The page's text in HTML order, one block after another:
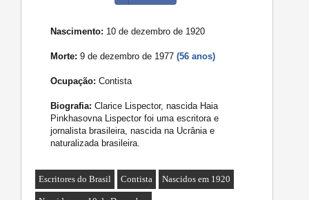
Nascimento: 10 de dezembro de 1920
Morte: 9 de dezembro de 1977(56 anos)
Ocupação: Contista
Biografia: Clarice Lispector, nascida Haia
Pinkhasovna Lispector foi uma escritora e
jornalista brasileira, nascida na Ucrânia e
naturalizada brasileira.
Escritores do Brasil Contista Nascidos em 1920